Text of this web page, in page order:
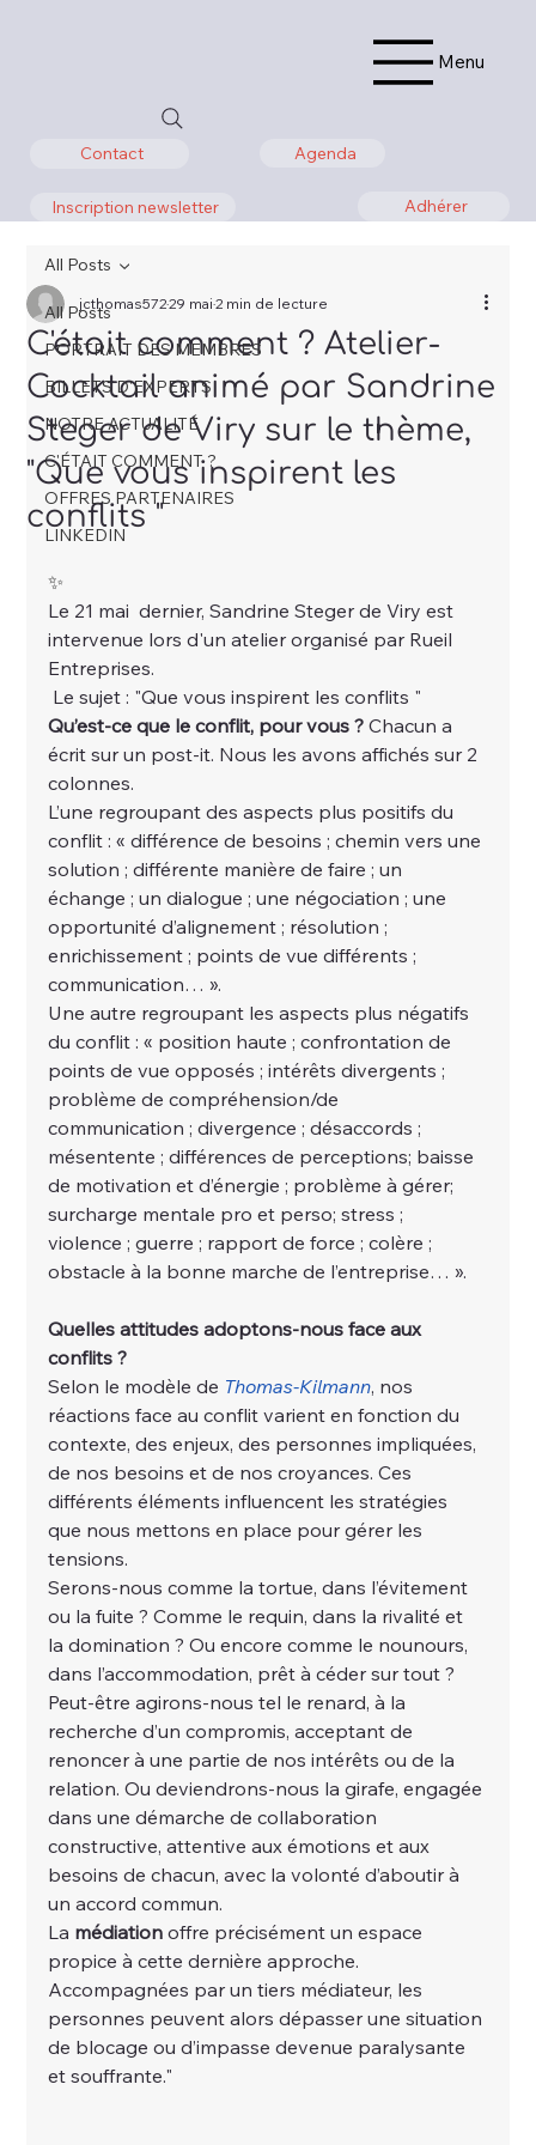
Menu
Inscription newsletter Adhérer
Agenda
Contact
All Posts
PORTRAIT DES MEMBRES
BILLETS D'EXPERTS
NOTRE ACTUALITÉ
C'ÉTAIT COMMENT ?
OFFRES PARTENAIRES
LINKEDIN
All Posts
C'était comment ? Atelier-
Cocktail animé par Sandrine
Steger de Viry sur le thème,
"Que vous inspirent les
conflits "
jcthomas57229 mai2 min de lecture
✨
Le 21 mai  dernier, Sandrine Steger de Viry est
intervenue lors d'un atelier organisé par Rueil
Entreprises.
Le sujet : "Que vous inspirent les conflits "
Qu’est-ce que le conflit, pour vous ? Chacun a
écrit sur un post-it. Nous les avons affichés sur 2
colonnes.
L’une regroupant des aspects plus positifs du
conflit : « différence de besoins ; chemin vers une
solution ; différente manière de faire ; un
échange ; un dialogue ; une négociation ; une
opportunité d’alignement ; résolution ;
enrichissement ; points de vue différents ;
communication… ».
Une autre regroupant les aspects plus négatifs
du conflit : « position haute ; confrontation de
points de vue opposés ; intérêts divergents ;
problème de compréhension/de
communication ; divergence ; désaccords ;
mésentente ; différences de perceptions; baisse
de motivation et d’énergie ; problème à gérer;
surcharge mentale pro et perso; stress ;
violence ; guerre ; rapport de force ; colère ;
obstacle à la bonne marche de l’entreprise… ».
Quelles attitudes adoptons-nous face aux
conflits ?
Selon le modèle de Thomas-Kilmann, nos
réactions face au conflit varient en fonction du
contexte, des enjeux, des personnes impliquées,
de nos besoins et de nos croyances. Ces
différents éléments influencent les stratégies
que nous mettons en place pour gérer les
tensions.
Serons-nous comme la tortue, dans l’évitement
ou la fuite ? Comme le requin, dans la rivalité et
la domination ? Ou encore comme le nounours,
dans l’accommodation, prêt à céder sur tout ?
Peut-être agirons-nous tel le renard, à la
recherche d’un compromis, acceptant de
renoncer à une partie de nos intérêts ou de la
relation. Ou deviendrons-nous la girafe, engagée
dans une démarche de collaboration
constructive, attentive aux émotions et aux
besoins de chacun, avec la volonté d’aboutir à
un accord commun.
La médiation offre précisément un espace
propice à cette dernière approche.
Accompagnées par un tiers médiateur, les
personnes peuvent alors dépasser une situation
de blocage ou d’impasse devenue paralysante
et souffrante."